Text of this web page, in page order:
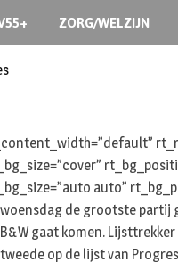
ZORG/WELZIJN
auto”
de grootste
gaat komen.
op de lijst van